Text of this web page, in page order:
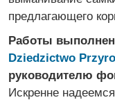
предлагающего
Работы
Dziedzictwo
руководителю
Искренне